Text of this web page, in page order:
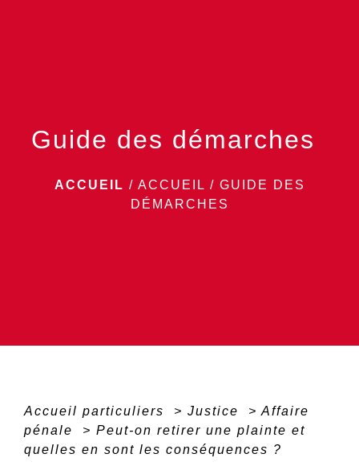
Guide des démarches
ACCUEIL / ACCUEIL / GUIDE DES
DÉMARCHES
Accueil particuliers > Justice > Affaire
pénale
> Peut-on retirer une plainte et
quelles en sont les conséquences ?